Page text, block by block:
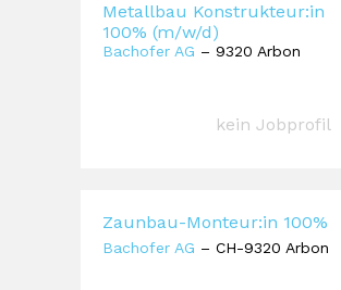
Metallbau Konstrukteur:in
100% (m/w/d)
Bachofer AG – 9320 Arbon
kein Jobprofil
Zaunbau-Monteur:in 100%
Bachofer AG – CH-9320 Arbon